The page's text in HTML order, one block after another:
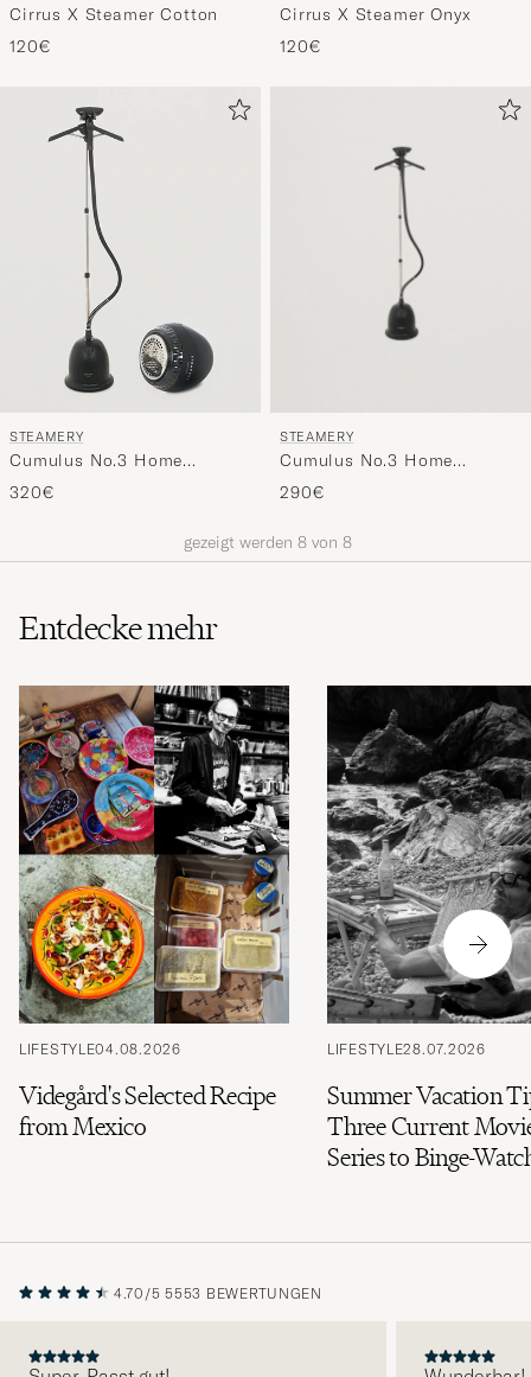
Cirrus X Steamer Cotton
120€
Cirrus X Steamer Onyx
120€
STEAMERY
Cumulus No.3 Home
Steamer & Pilo Fabric
Shaver Set
320€
STEAMERY
Cumulus No.3 Home
Steamer Jet Black
290€
gezeigt werden 8 von 8
Entdecke mehr
LIFESTYLE04.08.2026
Videgård's Selected Recipe
from Mexico
LIFESTYLE28.07.2026
Summer Vacation
Three Current
Series to Binge-
4.70/5 5553 BEWERTUNGEN